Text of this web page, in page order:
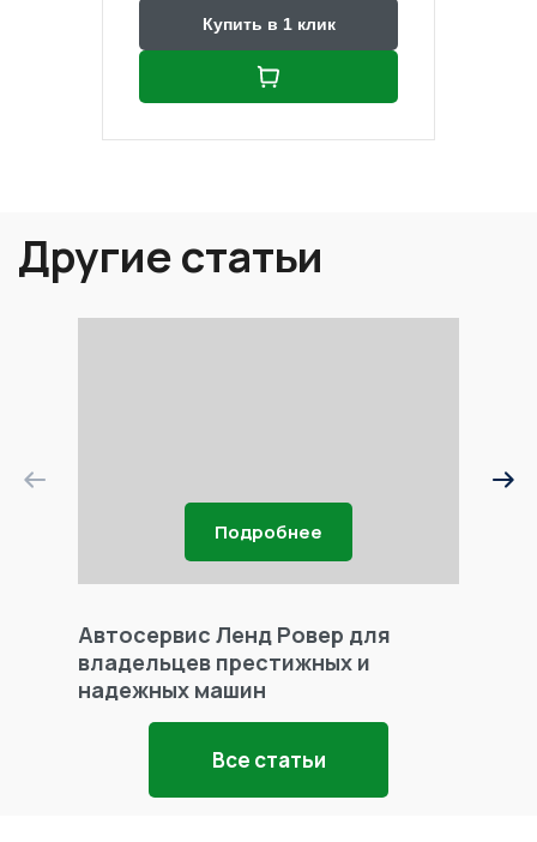
Купить в 1 клик
Другие статьи
Подробнее
Автосервис Ленд Ровер для
владельцев престижных и
надежных машин
Все статьи